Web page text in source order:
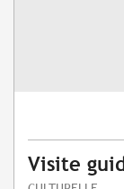
Visite